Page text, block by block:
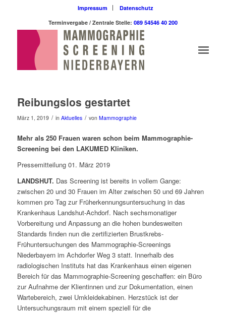
Impressum
Datenschutz
Terminvergabe / Zentrale Stelle: 089 54546 40 200
Reibungslos gestartet
März 1, 2019 / in Aktuelles / von Mammographie
Mehr als 250 Frauen waren schon beim Mammographie-
Screening bei den LAKUMED Kliniken.
Pressemitteilung 01. März 2019
LANDSHUT. Das Screening ist bereits in vollem Gange:
zwischen 20 und 30 Frauen im Alter zwischen 50 und 69 Jahren
kommen pro Tag zur Früherkennungsuntersuchung in das
Krankenhaus Landshut-Achdorf. Nach sechsmonatiger
Vorbereitung und Anpassung an die hohen bundesweiten
Standards finden nun die zertifizierten Brustkrebs-
Frühuntersuchungen des Mammographie-Screenings
Niederbayern im Achdorfer Weg 3 statt. Innerhalb des
radiologischen Instituts hat das Krankenhaus einen eigenen
Bereich für das Mammographie-Screening geschaffen: ein Büro
zur Aufnahme der Klientinnen und zur Dokumentation, einen
Wartebereich, zwei Umkleidekabinen. Herzstück ist der
Untersuchungsraum mit einem speziell für die